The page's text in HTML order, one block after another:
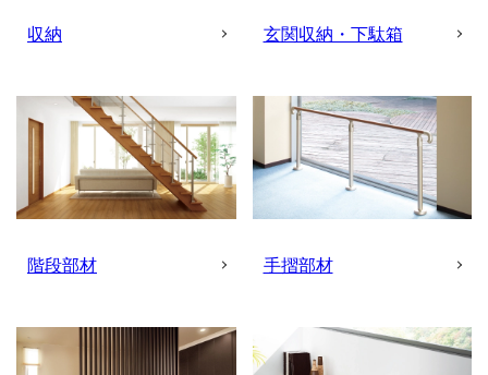
収納 玄関収納・下駄箱
階段部材 手摺部材